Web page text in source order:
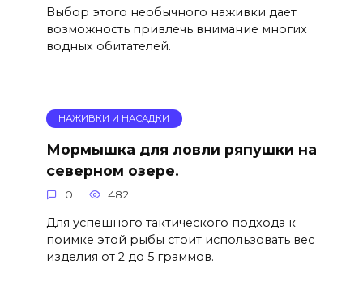
Выбор этого необычного наживки дает
возможность привлечь внимание многих
водных обитателей.
НАЖИВКИ И НАСАДКИ
Мормышка для ловли ряпушки на
северном озере.
0 482
Для успешного тактического подхода к
поимке этой рыбы стоит использовать вес
изделия от 2 до 5 граммов.